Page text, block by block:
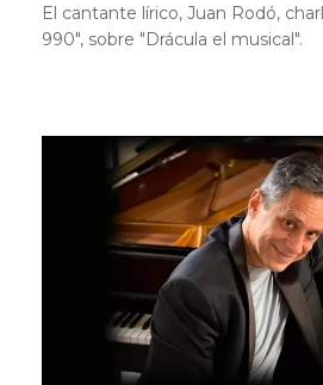
El cantante lírico, Juan Rodó,
990", sobre "Drácula el musical".